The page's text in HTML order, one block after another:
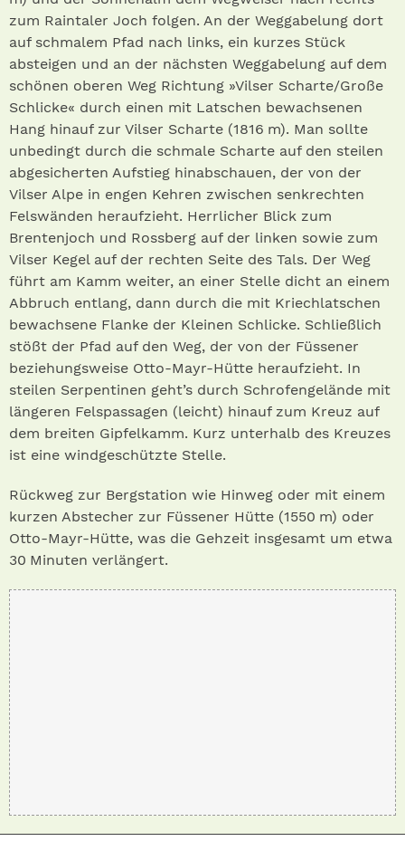
zum Raintaler Joch folgen. An der Weggabelung dort
auf schmalem Pfad nach links, ein kurzes Stück
absteigen und an der nächsten Weggabelung auf dem
schönen oberen Weg Richtung »Vilser Scharte/Große
Schlicke« durch einen mit Latschen bewachsenen
Hang hinauf zur Vilser Scharte (1816 m). Man sollte
unbedingt durch die schmale Scharte auf den steilen
abgesicherten Aufstieg hinabschauen, der von der
Vilser Alpe in engen Kehren zwischen senkrechten
Felswänden heraufzieht. Herrlicher Blick zum
Brentenjoch und Rossberg auf der linken sowie zum
Vilser Kegel auf der rechten Seite des Tals. Der Weg
führt am Kamm weiter, an einer Stelle dicht an einem
Abbruch entlang, dann durch die mit Kriechlatschen
bewachsene Flanke der Kleinen Schlicke. Schließlich
stößt der Pfad auf den Weg, der von der Füssener
beziehungsweise Otto-Mayr-Hütte heraufzieht. In
steilen Serpentinen geht’s durch Schrofengelände mit
längeren Felspassagen (leicht) hinauf zum Kreuz auf
dem breiten Gipfelkamm. Kurz unterhalb des Kreuzes
ist eine windgeschützte Stelle.
Rückweg zur Bergstation wie Hinweg oder mit einem
kurzen Abstecher zur Füssener Hütte (1550 m) oder
Otto-Mayr-Hütte, was die Gehzeit insgesamt um etwa
30 Minuten verlängert.